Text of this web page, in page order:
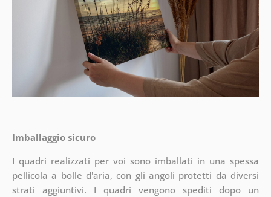
Imballaggio sicuro
I quadri realizzati per voi sono imballati in una spessa
pellicola a bolle d'aria, con gli angoli protetti da diversi
strati aggiuntivi. I quadri vengono spediti dopo un